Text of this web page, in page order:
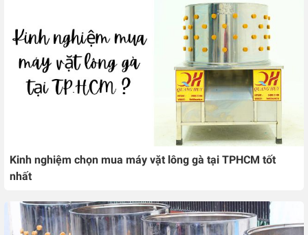
Kinh nghiệm chọn mua máy vặt lông gà tại TPHCM tốt
nhất